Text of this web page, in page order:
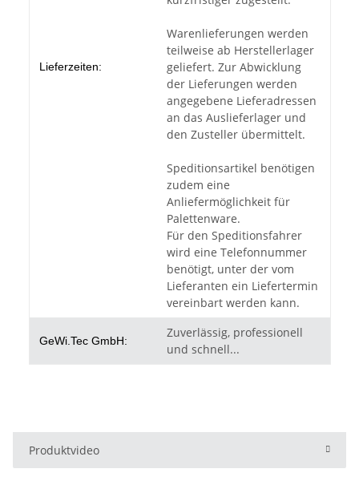
Lieferzeiten:
Warenlieferungen werden
teilweise ab Herstellerlager
geliefert. Zur Abwicklung
der Lieferungen werden
angegebene Lieferadressen
an das Auslieferlager und
den Zusteller übermittelt.
Speditionsartikel benötigen
zudem eine
Anliefermöglichkeit für
Palettenware.
Für den Speditionsfahrer
wird eine Telefonnummer
benötigt, unter der vom
Lieferanten ein Liefertermin
vereinbart werden kann.
GeWi.Tec GmbH:
Zuverlässig, professionell
und schnell...
Produktvideo